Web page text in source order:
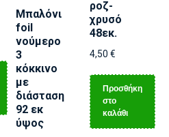
Μπαλόνι
foil
νούμερο
3
κόκκινο
με
διάσταση
92 εκ
ύψος
ροζ-
χρυσό
48εκ.
4,50 €
Προσθήκη
στο
καλάθι